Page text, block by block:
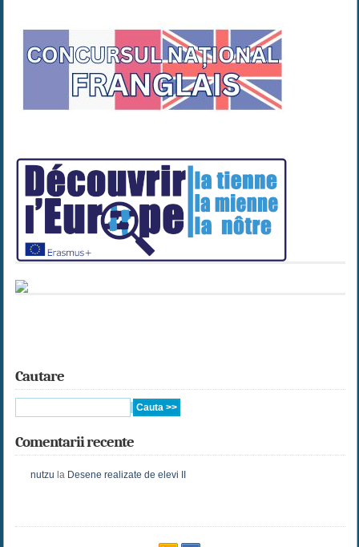
Cautare
Comentarii recente
nutzu la Desene realizate de elevi II